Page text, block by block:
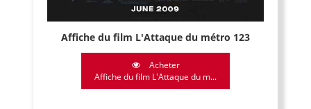
Affiche du film L'Attaque du métro 123
Acheter
Affiche du film L'Attaque du m...